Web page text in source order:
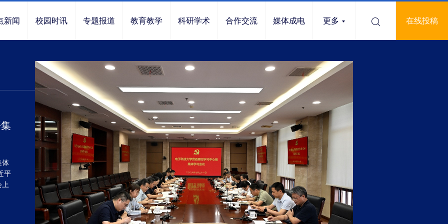
新闻 校园时讯 专题报道 教育教学 科研学术 合作交流 媒体成电 更多 在线投稿
层